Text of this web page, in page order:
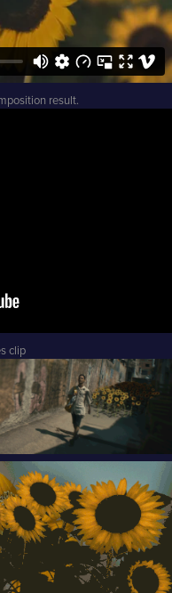
result.
clip